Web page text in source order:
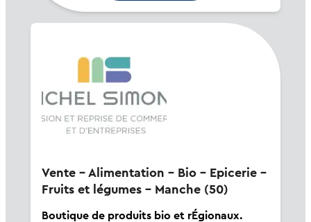
Vente - Alimentation - Bio - Epicerie -
Fruits et légumes - Manche (50)
Boutique de produits bio et rÉgionaux.